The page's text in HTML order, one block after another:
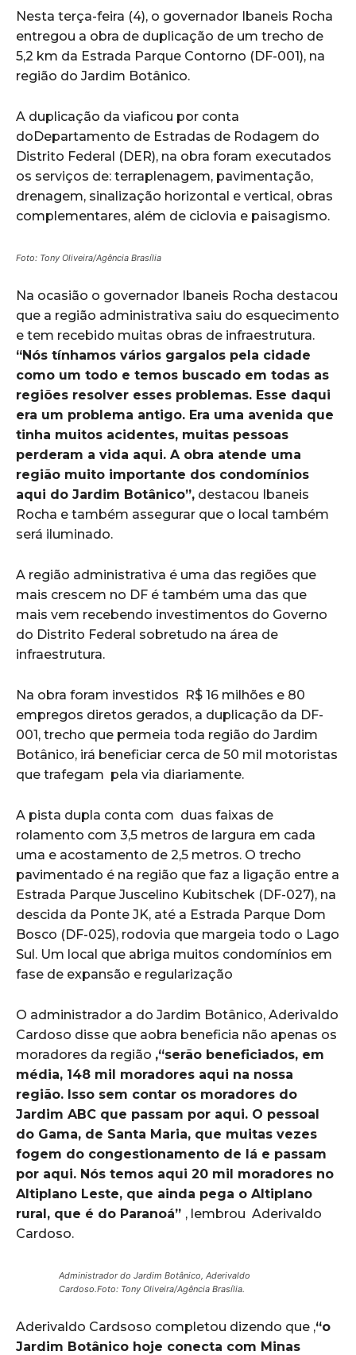
Nesta terça-feira (4), o governador Ibaneis Rocha
entregou a obra de duplicação de um trecho de
5,2 km da Estrada Parque Contorno (DF-001), na
região do Jardim Botânico.
A duplicação da viaficou por conta
doDepartamento de Estradas de Rodagem do
Distrito Federal (DER), na obra foram executados
os serviços de: terraplenagem, pavimentação,
drenagem, sinalização horizontal e vertical, obras
complementares, além de ciclovia e paisagismo.
Foto: Tony Oliveira/Agência Brasília
Na ocasião o governador Ibaneis Rocha destacou
que a região administrativa saiu do esquecimento
e tem recebido muitas obras de infraestrutura.
“Nós tínhamos vários gargalos pela cidade
como um todo e temos buscado em todas as
regiões resolver esses problemas. Esse daqui
era um problema antigo. Era uma avenida que
tinha muitos acidentes, muitas pessoas
perderam a vida aqui. A obra atende uma
região muito importante dos condomínios
aqui do Jardim Botânico”, destacou Ibaneis
Rocha e também assegurar que o local também
será iluminado.
A região administrativa é uma das regiões que
mais crescem no DF é também uma das que
mais vem recebendo investimentos do Governo
do Distrito Federal sobretudo na área de
infraestrutura.
Na obra foram investidos R$ 16 milhões e 80
empregos diretos gerados, a duplicação da DF-
001, trecho que permeia toda região do Jardim
Botânico, irá beneficiar cerca de 50 mil motoristas
que trafegam pela via diariamente.
A pista dupla conta com duas faixas de
rolamento com 3,5 metros de largura em cada
uma e acostamento de 2,5 metros. O trecho
pavimentado é na região que faz a ligação entre a
Estrada Parque Juscelino Kubitschek (DF-027), na
descida da Ponte JK, até a Estrada Parque Dom
Bosco (DF-025), rodovia que margeia todo o Lago
Sul. Um local que abriga muitos condomínios em
fase de expansão e regularização
O administrador a do Jardim Botânico, Aderivaldo
Cardoso disse que aobra beneficia não apenas os
moradores da região ,“serão beneficiados, em
média, 148 mil moradores aqui na nossa
região. Isso sem contar os moradores do
Jardim ABC que passam por aqui. O pessoal
do Gama, de Santa Maria, que muitas vezes
fogem do congestionamento de lá e passam
por aqui. Nós temos aqui 20 mil moradores no
Altiplano Leste, que ainda pega o Altiplano
rural, que é do Paranoá” , lembrou Aderivaldo
Cardoso.
Administrador do Jardim Botânico, Aderivaldo
Cardoso.Foto: Tony Oliveira/Agência Brasília.
Aderivaldo Cardsoso completou dizendo que ,“o
Jardim Botânico hoje conecta com Minas